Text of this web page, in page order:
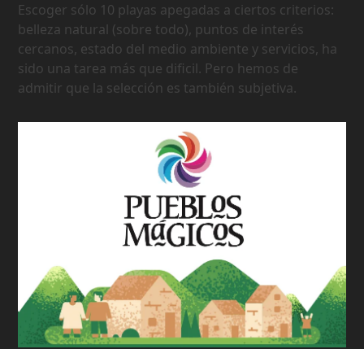
Escoger sólo 10 playas apegadas a ciertos criterios:
belleza natural (sobre todo), puntos de interés
cercanos, estado del medio ambiente y servicios, ha
sido una tarea más que dificil. Pero hemos de
admitir que la selección es también subjetiva.